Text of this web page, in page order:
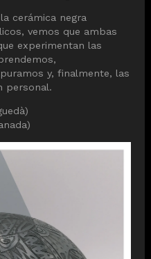
cerámica negra
vemos que ambas
experimentan las
y, finalmente, las
personal.